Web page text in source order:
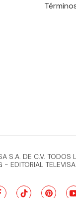
S.A. DE C.V. TODOS
- EDITORIAL